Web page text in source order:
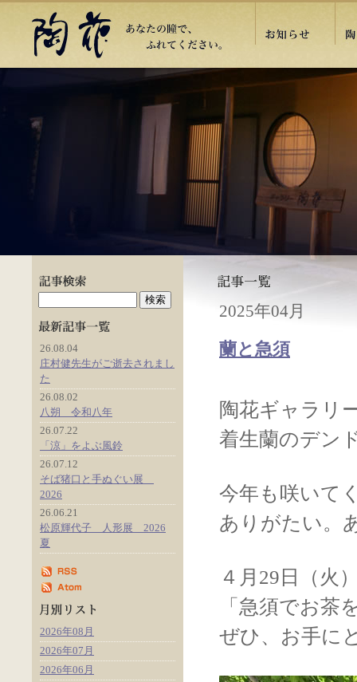
2025年04月
蘭と急須
陶花ギャラリ
着生蘭のデン
今年も咲いて
ありがたい。
４月29日（火
「急須でお茶
ぜひ、お手に
26.08.04
庄村健先生がご逝去されまし
た
26.08.02
八朔 令和八年
26.07.22
「涼」をよぶ風鈴
26.07.12
そば猪口と手ぬぐい展
2026
26.06.21
松原輝代子 人形展 2026
夏
2026年08月
2026年07月
2026年06月